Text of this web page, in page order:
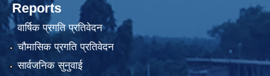
Reports
वार्षिक प्रगति प्रतिवेदन
चौमासिक प्रगति प्रतिवेदन
सार्वजनिक सुनुवाई